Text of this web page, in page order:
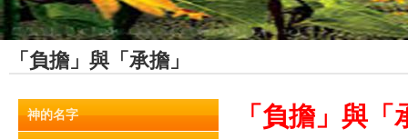
「負擔」與「承擔」
神的名字 「負擔」與「